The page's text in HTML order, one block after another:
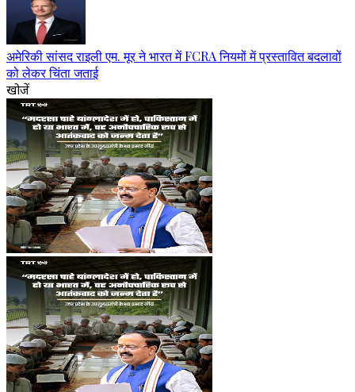
अमेरिकी सांसद राइली एम. मूर ने भारत में FCRA नियमों में प्रस्तावित बदलावों
को लेकर चिंता जताई
खोजें